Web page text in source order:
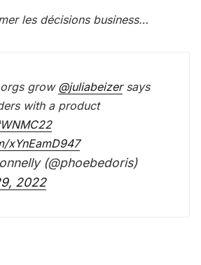
les décisions business…
grow @juliabeizersays
with a product
xYnEamD947
(@phoebedoris)
2022